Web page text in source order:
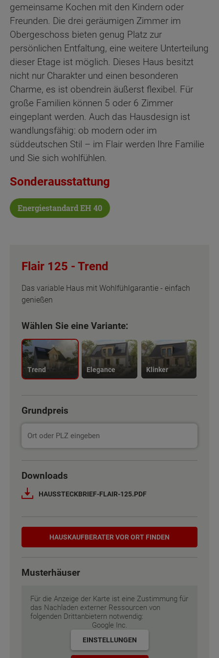
gemeinsame Kochen mit den Kindern oder
Freunden. Die drei geräumigen Zimmer im
Obergeschoss bieten genug Platz zur
persönlichen Entfaltung, eine weitere Unterteilung
dieser Etage ist möglich. Dieses Haus besitzt
nicht nur Charakter und einen besonderen
Charme, es ist obendrein äußerst flexibel. Für
große Familien können 5 oder 6 Zimmer
eingeplant werden. Auch das Hausdesign ist
wandlungsfähig: ob modern oder im
süddeutschen Stil – im Flair werden Ihre Familie
und Sie sich wohlfühlen.
Sonderausstattung
Energiestandard EH 40
Außenmaße 8.75 m x 9.75 m
Inklusivausstattung
Außenmaße 8.75 m x 9.75 m
Inklusivausstattung
Flair 125 - Trend
Das variable Haus mit Wohlfühlgarantie - einfach
genießen
Wählen Sie eine Variante:
Trend Elegance Klinker
Grundpreis
Downloads
HAUSSTECKBRIEF-FLAIR-125.PDF
Hauskaufberater
HAUSKAUF­BERATER VOR ORT FINDEN
Musterhäuser
Für die Anzeige der Karte ist eine Zustimmung für
das Nachladen externer Ressourcen von
folgenden Drittanbietern notwendig:
Google Inc.
EINSTELLUNGEN